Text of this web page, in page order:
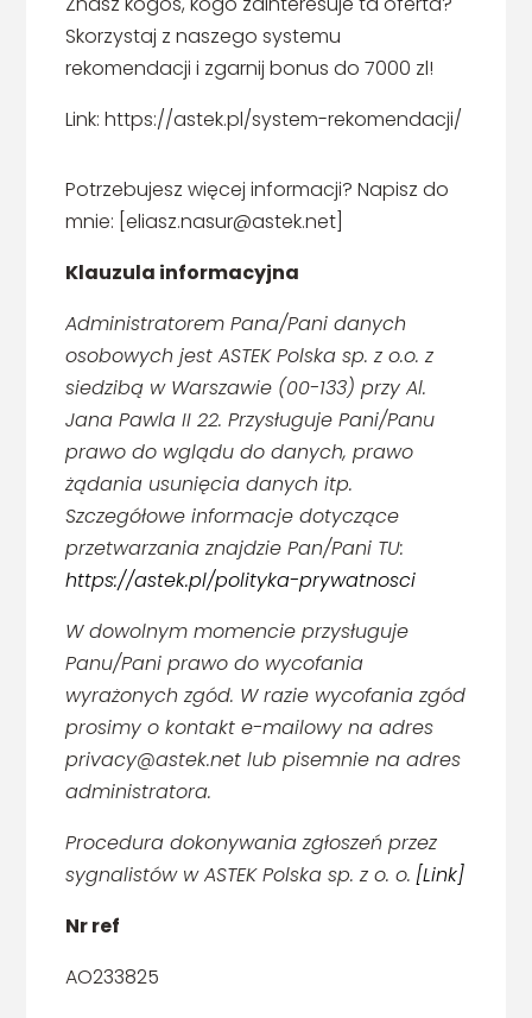
Skorzystaj z naszego systemu
rekomendacji i zgarnij bonus do 7000 zl!
Link: https://astek.pl/system-rekomendacji/
Potrzebujesz więcej informacji? Napisz do
mnie: [eliasz.nasur@astek.net]
Klauzula informacyjna
Administratorem Pana/Pani danych
osobowych jest ASTEK Polska sp. z o.o. z
siedzibą w Warszawie (00-133) przy Al.
Jana Pawla II 22. Przysługuje Pani/Panu
prawo do wglądu do danych, prawo
żądania usunięcia danych itp.
Szczegółowe informacje dotyczące
przetwarzania znajdzie Pan/Pani TU:
https://astek.pl/polityka-prywatnosci
W dowolnym momencie przysługuje
Panu/Pani prawo do wycofania
wyrażonych zgód. W razie wycofania zgód
prosimy o kontakt e-mailowy na adres
privacy@astek.net lub pisemnie na adres
administratora.
Procedura dokonywania zgłoszeń przez
sygnalistów w ASTEK Polska sp. z o. o. [Link]
Nr ref
AO233825